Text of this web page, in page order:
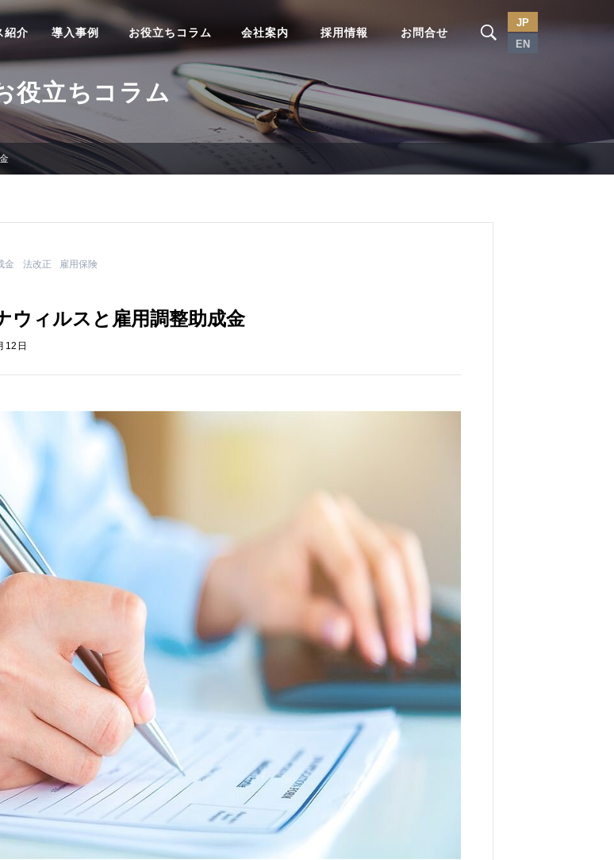
紹介 導入事例 お役立ちコラム 会社案内 採用情報 お問合せ
JP
EN
役立ちコラム
金 法改正 雇用保険
ウィルスと雇用調整助成金
12日